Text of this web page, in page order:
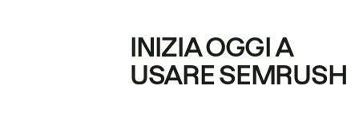
INIZIA OGGI A
USARE SEMRUSH